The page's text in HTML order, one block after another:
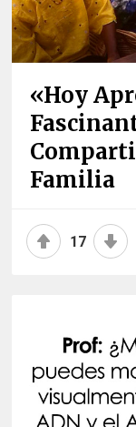
«Hoy
Familia
17